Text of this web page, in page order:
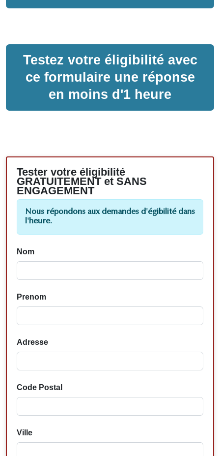
Testez votre éligibilité avec
ce formulaire une réponse
en moins d'1 heure
Tester votre éligibilité
GRATUITEMENT et SANS
ENGAGEMENT
Nous répondons aux demandes d'égibilité dans
l'heure.
Nom
Prenom
Adresse
Code Postal
Ville